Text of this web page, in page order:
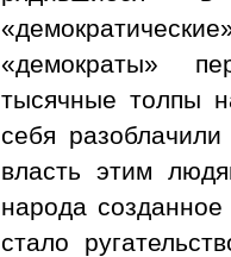
«демократы»
тысячные толпы
себя
власть этим
народа
стало